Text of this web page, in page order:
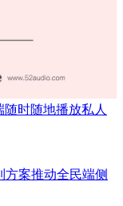
时随地播放私人
案推动全民端侧